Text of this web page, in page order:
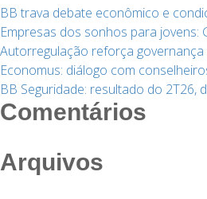
BB trava debate econômico e
Empresas dos sonhos para
Autorregulação reforça governança
Economus: diálogo com
BB Seguridade: resultado do 2T26,
Comentários
Arquivos